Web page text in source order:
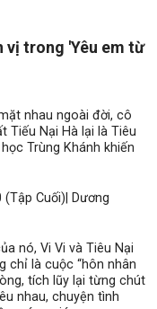
nhau ngoài đời, cô
Tiếu Nại Hà lại là Tiêu
Trùng Khánh khiến
nó, Vi Vi và Tiêu Nại
chỉ là cuộc “hôn nhân
tích lũy lại từng chút
nhau, chuyện tình